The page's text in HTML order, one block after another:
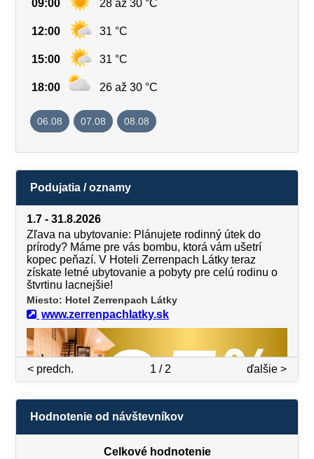
09:00 28 až 30 °C
12:00 31 °C
15:00 31 °C
18:00 26 až 30 °C
06.08 07.08 08.08
Podujatia / oznamy
1.7 - 31.8.2026
Zľava na ubytovanie: Plánujete rodinný útek do
prírody? Máme pre vás bombu, ktorá vám ušetrí
kopec peňazí. V Hoteli Zerrenpach Látky teraz
získate letné ubytovanie a pobyty pre celú rodinu o
štvrtinu lacnejšie!
Miesto: Hotel Zerrenpach Látky
www.zerrenpachlatky.sk
ďalšie >
< predch. 1 / 2
Hodnotenie od návštevníkov
Celkové hodnotenie